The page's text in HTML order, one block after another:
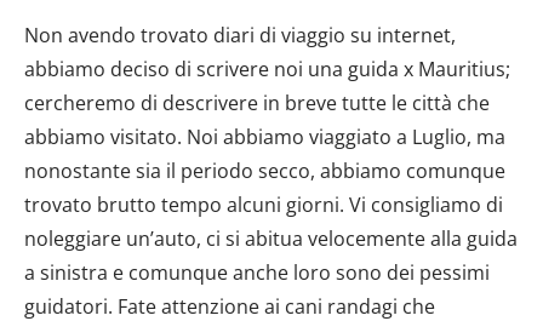
Non avendo trovato diari di viaggio su internet,
abbiamo deciso di scrivere noi una guida x Mauritius;
cercheremo di descrivere in breve tutte le città che
abbiamo visitato. Noi abbiamo viaggiato a Luglio, ma
nonostante sia il periodo secco, abbiamo comunque
trovato brutto tempo alcuni giorni. Vi consigliamo di
noleggiare un’auto, ci si abitua velocemente alla guida
a sinistra e comunque anche loro sono dei pessimi
guidatori. Fate attenzione ai cani randagi che